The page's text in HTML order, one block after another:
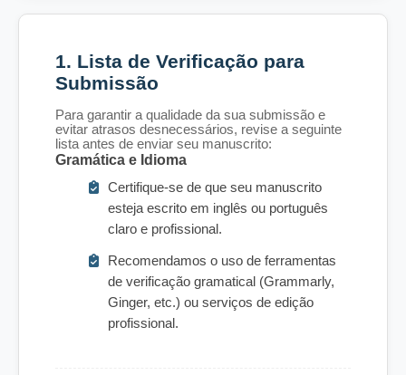
1. Lista de Verificação para
Submissão
Para garantir a qualidade da sua submissão e
evitar atrasos desnecessários, revise a seguinte
lista antes de enviar seu manuscrito:
Gramática e Idioma
Certifique-se de que seu manuscrito
esteja escrito em inglês ou português
claro e profissional.
Recomendamos o uso de ferramentas
de verificação gramatical (Grammarly,
Ginger, etc.) ou serviços de edição
profissional.